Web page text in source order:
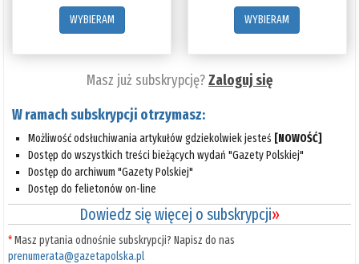
WYBIERAM
WYBIERAM
Masz już subskrypcję?Zaloguj się
W ramach subskrypcji otrzymasz:
Możliwość odsłuchiwania artykułów gdziekolwiek jesteś [NOWOŚĆ]
Dostęp do wszystkich treści bieżących wydań "Gazety Polskiej"
Dostęp do archiwum "Gazety Polskiej"
Dostęp do felietonów on-line
Dowiedz się więcej o subskrypcji»
*Masz pytania odnośnie subskrypcji? Napisz do nas
prenumerata@gazetapolska.pl